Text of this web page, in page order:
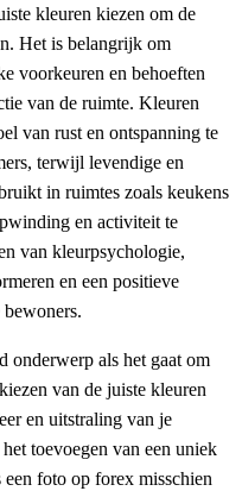
kleuren kiezen om de
Het is belangrijk om
voorkeuren en behoeften
van de ruimte. Kleuren
van rust en ontspanning te
terwijl levendige en
in ruimtes zoals keukens
en activiteit te
van kleurpsychologie,
en een positieve
onderwerp als het gaat om
van de juiste kleuren
en uitstraling van je
toevoegen van een uniek
foto op forex misschien